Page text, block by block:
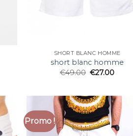
SHORT BLANC HOMME
short blanc homme
€49.00 €27.00
Promo !